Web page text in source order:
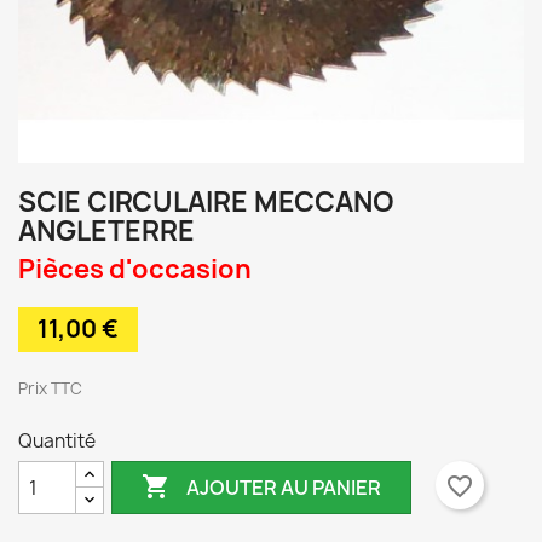
SCIE CIRCULAIRE MECCANO
ANGLETERRE
Pièces d'occasion
11,00 €
TTC
Quantité
 AJOUTER AU PANIER favorite_border